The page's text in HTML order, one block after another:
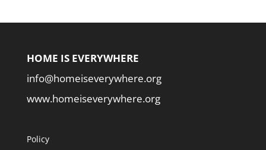
HOME IS EVERYWHERE
info@homeiseverywhere.org
www.homeiseverywhere.org
Policy